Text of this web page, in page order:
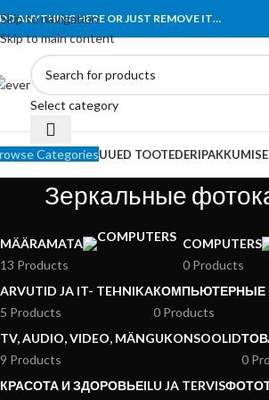
Skip to navigation
Skip to main content
Tähelepanu! Veebisait on väljatöötamisel ning
ANYTHING HERE OR JUST REMOVE IT…
Select category
CategoriesUUED TOOTED
Зеркальные
MÄÄRAMATA
13 Products
COMPUTERS
0 Products
ARVUTID JA IT- TEHNIKA
5 Products
КОМПЬЮТЕРНЫЕ
0 Products
TV, AUDIO, VIDEO, MÄNGUKONSOOLID
9 Products
0
КРАСОТА И ЗДОРОВЬЕILU JA TERVIS